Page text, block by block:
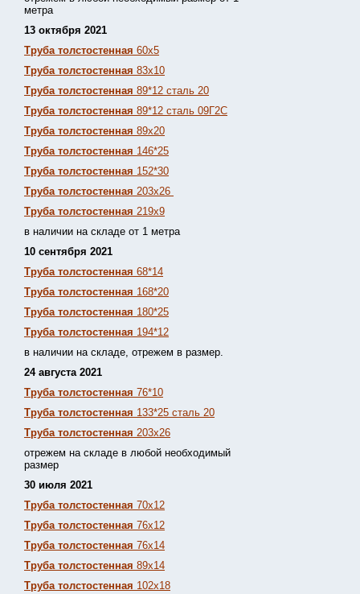
метра
13 октября 2021
Труба толстостенная 60х5
Труба толстостенная 83х10
Труба толстостенная 89*12 сталь 20
Труба толстостенная 89*12 сталь 09Г2С
Труба толстостенная 89х20
Труба толстостенная 146*25
Труба толстостенная 152*30
Труба толстостенная 203х26
Труба толстостенная 219х9
в наличии на складе от 1 метра
10 сентября 2021
Труба толстостенная 68*14
Труба толстостенная 168*20
Труба толстостенная 180*25
Труба толстостенная 194*12
в наличии на складе, отрежем в размер.
24 августа 2021
Труба толстостенная 76*10
Труба толстостенная 133*25 сталь 20
Труба толстостенная 203х26
отрежем на складе в любой необходимый
размер
30 июля 2021
Труба толстостенная 70х12
Труба толстостенная 76х12
Труба толстостенная 76х14
Труба толстостенная 89х14
Труба толстостенная 102х18